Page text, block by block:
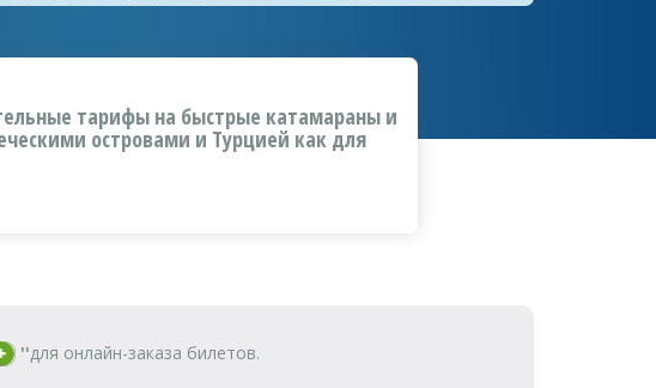
тарифы на быстрые катамараны и
островами и Турцией как для
''для онлайн-заказа билетов.